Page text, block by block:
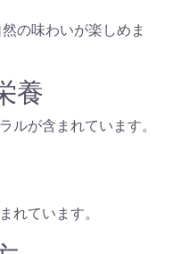
の味わいが楽しめま
養
ルが含まれています。
れています。